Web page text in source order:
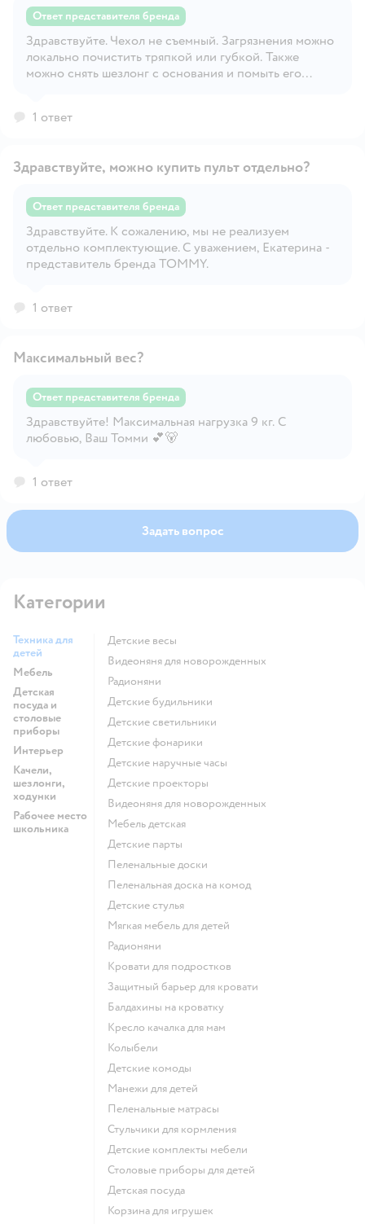
Открыть вопрос
Ответ представителя бренда
Здравствуйте. Чехол не съемный. Загрязнения можно
локально почистить тряпкой или губкой. Также
можно снять шезлонг с основания и помыть его
1 ответ
Открыть вопрос
Здравствуйте, можно купить пульт отдельно?
Ответ представителя бренда
Здравствуйте. К сожалению, мы не реализуем
отдельно комплектующие. С уважением, Екатерина -
представитель бренда TOMMY.
1 ответ
Открыть вопрос
Максимальный вес?
Ответ представителя бренда
Здравствуйте! Максимальная нагрузка 9 кг. С
любовью, Ваш Томми 💕🐻
1 ответ
Задать вопрос
Категории
Техника для
детей
Мебель
Детская
посуда и
столовые
приборы
Интерьер
Качели,
шезлонги,
ходунки
Рабочее место
школьника
Детские весы
Видеоняня для новорожденных
Радионяни
Детские будильники
Детские светильники
Детские фонарики
Детские наручные часы
Детские проекторы
Видеоняня для новорожденных
Мебель детская
Детские парты
Пеленальные доски
Пеленальная доска на комод
Детские стулья
Мягкая мебель для детей
Радионяни
Кровати для подростков
Защитный барьер для кровати
Балдахины на кроватку
Кресло качалка для мам
Колыбели
Детские комоды
Манежи для детей
Пеленальные матрасы
Стульчики для кормления
Детские комплекты мебели
Столовые приборы для детей
Детская посуда
Корзина для игрушек